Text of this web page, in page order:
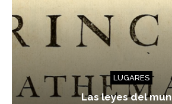
LUGARES
Las leyes del